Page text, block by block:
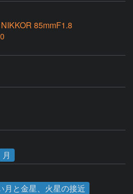
85mmF1.8
月
月と金星、火星の接近